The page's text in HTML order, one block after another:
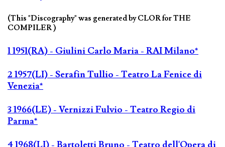
(This "Discography" was generated by CLOR for THE
COMPILER )
1 1951(RA) - Giulini Carlo Maria - RAI Milano*
2 1957(LI) - Serafin Tullio - Teatro La Fenice di
Venezia*
3 1966(LE) - Vernizzi Fulvio - Teatro Regio di
Parma*
4 1968(LI) - Bartoletti Bruno - Teatro dell'Opera di